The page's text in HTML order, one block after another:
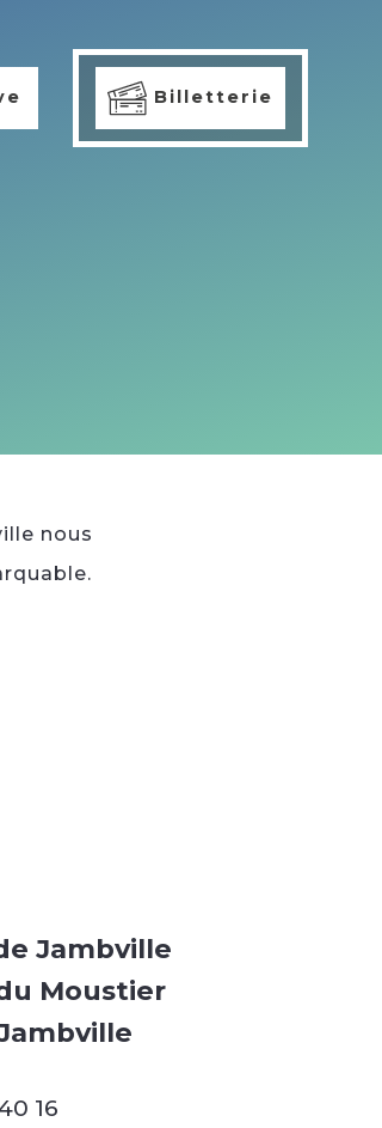
Billetterie
nous
Jambville
Moustier
16